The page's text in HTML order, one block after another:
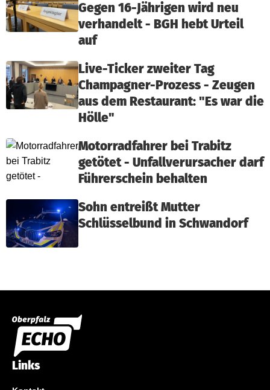
Gegen 16-Jährigen wird neu
verhandelt - BGH hebt Urteil
auf
Live-Ticker zweiter Tag
Champagner-Prozess - Zeugen
aus dem Restaurant: "Es war die
Hölle"
Motorradfahrer bei Trabitz
getötet - Unfallverursacher darf
Führerschein behalten
Sohn entreißt Mutter
Schlüsselbund in Schwandorf
Links